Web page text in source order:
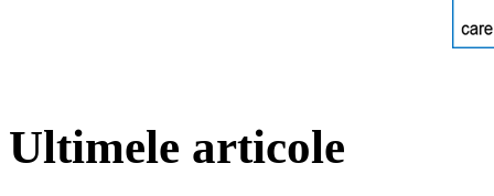
Ultimele articole